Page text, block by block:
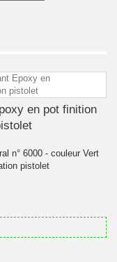
en pot finition
n° 6000 - couleur Vert
pistolet